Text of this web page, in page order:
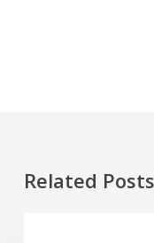
Related Posts